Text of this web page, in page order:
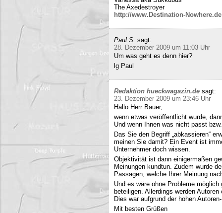
The Axedestroyer
http://www.Destination-Nowhere.de
Paul S. sagt:
28. Dezember 2009 um 11:03 Uhr
Um was geht es denn hier?
lg Paul
Redaktion hueckwagazin.de sagt:
23. Dezember 2009 um 23:46 Uhr
Hallo Herr Bauer,
wenn etwas veröffentlicht wurde,
Und wenn Ihnen was nicht passt
Das Sie den Begriff „abkassieren“
meinen Sie damit? Ein Event ist
Unternehmer doch wissen.
Objektivität ist dann einigermaßen
Meinungen kundtun. Zudem wurde
Passagen, welche Ihrer Meinung
Und es wäre ohne Probleme
beteiligen. Allerdings werden
Dies war aufgrund der hohen
Mit besten Grüßen